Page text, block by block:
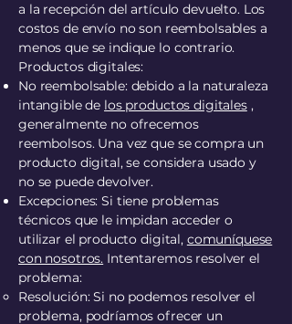
a la recepción del artículo devuelto. Los
costos de envío no son reembolsables a
menos que se indique lo contrario.
Productos digitales:
No reembolsable: debido a la naturaleza
intangible de los productos digitales,
generalmente no ofrecemos
reembolsos. Una vez que se compra un
producto digital, se considera usado y
no se puede devolver.
Excepciones: Si tiene problemas
técnicos que le impidan acceder o
utilizar el producto digital, comuníquese
con nosotros. Intentaremos resolver el
problema:
Resolución: Si no podemos resolver el
problema, podríamos ofrecer un